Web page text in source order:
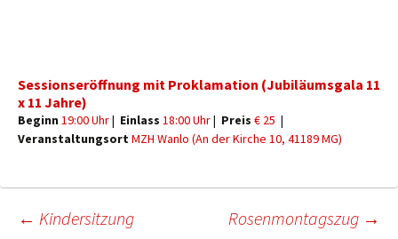
Sessionseröffnung mit Proklamation (Jubiläumsgala 11
x 11 Jahre)
Beginn 19:00 Uhr| Einlass 18:00 Uhr| Preis € 25 |
VeranstaltungsortMZH Wanlo (An der Kirche 10, 41189 MG)
← Kindersitzung Rosenmontagszug →